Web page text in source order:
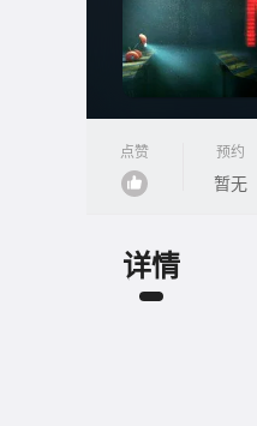
点赞 预约
暂无
详情